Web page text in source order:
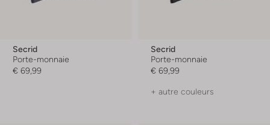
Secrid
Porte-monnaie
€ 69,99
Secrid
Porte-monnaie
€ 69,99
+ autre couleurs